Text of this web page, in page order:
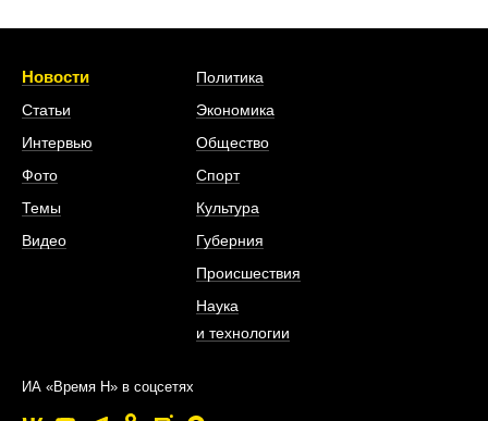
Новости
Статьи
Интервью
Фото
Темы
Видео
Политика
Экономика
Общество
Спорт
Культура
Губерния
Происшествия
Наука
и технологии
ИА «Время Н» в соцсетях